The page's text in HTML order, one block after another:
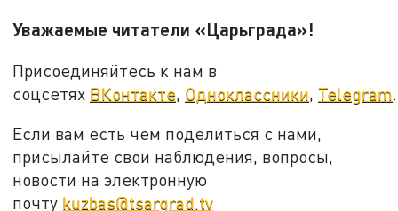
Уважаемые читатели «Царьграда»!
Присоединяйтесь к нам в
соцсетях ВКонтакте Одноклассники Telegram
Если вам есть чем поделиться с нами,
присылайте свои наблюдения, вопросы,
новости на электронную
почту kuzbas@tsargrad.tv